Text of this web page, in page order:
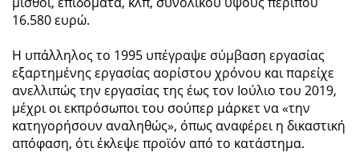
16.580 ευρώ.
Η υπάλληλος το 1995 υπέγραψε σύμβαση εργασίας
εξαρτημένης εργασίας αορίστου χρόνου και παρείχε
ανελλιπώς την εργασίας της έως τον Ιούλιο του 2019,
μέχρι οι εκπρόσωποι του σούπερ μάρκετ να «την
κατηγορήσουν αναληθώς», όπως αναφέρει η δικαστική
απόφαση, ότι έκλεψε προϊόν από το κατάστημα.